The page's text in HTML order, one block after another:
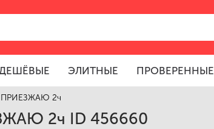
ЭЛИТНЫЕ ПРОВЕРЕННЫЕ
ПРИЕЗЖАЮ 2ч
2ч ID 456660